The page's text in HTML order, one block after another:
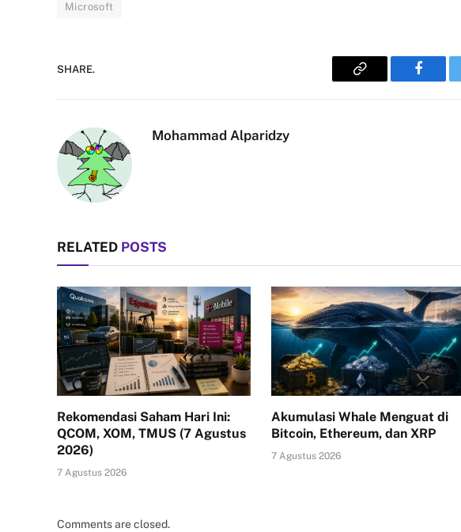
Microsoft
SHARE.
Copy
Mohammad Alparidzy
RELATED POSTS
Rekomendasi Saham Hari Ini:
QCOM, XOM, TMUS (7 Agustus
2026)
7 Agustus 2026
Akumulasi Whale Menguat di
Bitcoin, Ethereum, dan XRP
7 Agustus 2026
Comments are closed.